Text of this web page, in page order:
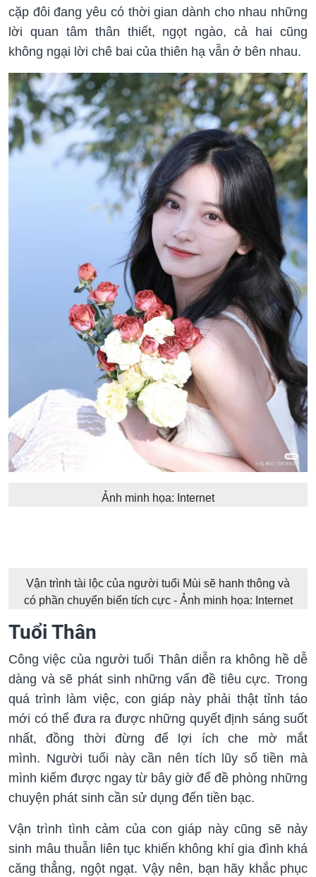
cặp đôi đang yêu có thời gian dành cho nhau những
lời quan tâm thân thiết, ngọt ngào, cả hai cũng
không ngại lời chê bai của thiên hạ vẫn ở bên nhau.
Ảnh minh họa: Internet
Vận trình tài lộc của người tuổi Mùi sẽ hanh thông và
có phần chuyển biến tích cực - Ảnh minh họa: Internet
Tuổi Thân
Công việc của người tuổi Thân diễn ra không hề dễ
dàng và sẽ phát sinh những vấn đề tiêu cực. Trong
quá trình làm việc, con giáp này phải thật tỉnh táo
mới có thể đưa ra được những quyết định sáng suốt
nhất, đồng thời đừng để lợi ích che mờ mắt
mình. Người tuổi này cần nên tích lũy số tiền mà
mình kiếm được ngay từ bây giờ để đề phòng những
chuyện phát sinh cần sử dụng đến tiền bạc.
Vận trình tình cảm của con giáp này cũng sẽ nảy
sinh mâu thuẫn liên tục khiến không khí gia đình khá
căng thẳng, ngột ngạt. Vậy nên, bạn hãy khắc phục